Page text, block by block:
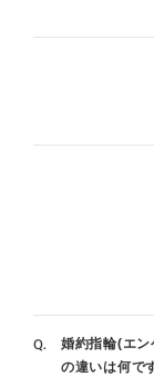
ント・ゴー
れるストーリ
婚約指輪(エ
の違いは何で